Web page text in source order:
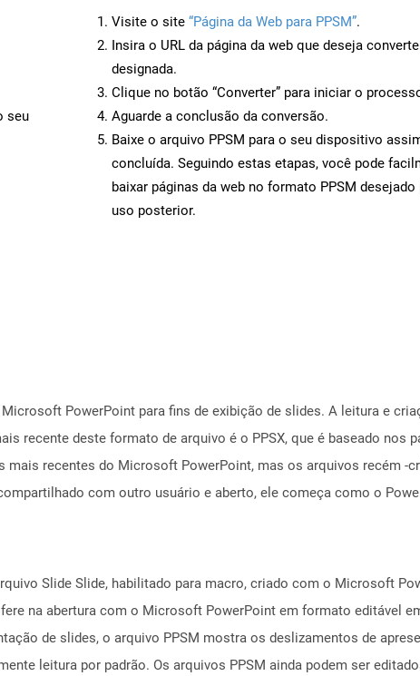
seu
Visite o site “Página da Web para PPSM”.
Insira o URL da página da web que deseja
designada.
Clique no botão “Converter” para iniciar o
Aguarde a conclusão da conversão.
Baixe o arquivo PPSM para o seu dispositivo
concluída. Seguindo estas etapas, você pode
baixar páginas da web no formato PPSM
uso posterior.
PowerPoint para fins de exibição de slides. A leitura e
recente deste formato de arquivo é o PPSX, que é baseado nos
mais recentes do Microsoft PowerPoint, mas os arquivos recém -
com outro usuário e aberto, ele começa como o
Slide Slide, habilitado para macro, criado com o Microsoft
na abertura com o Microsoft PowerPoint em formato editável
de slides, o arquivo PPSM mostra os deslizamentos de
leitura por padrão. Os arquivos PPSM ainda podem ser